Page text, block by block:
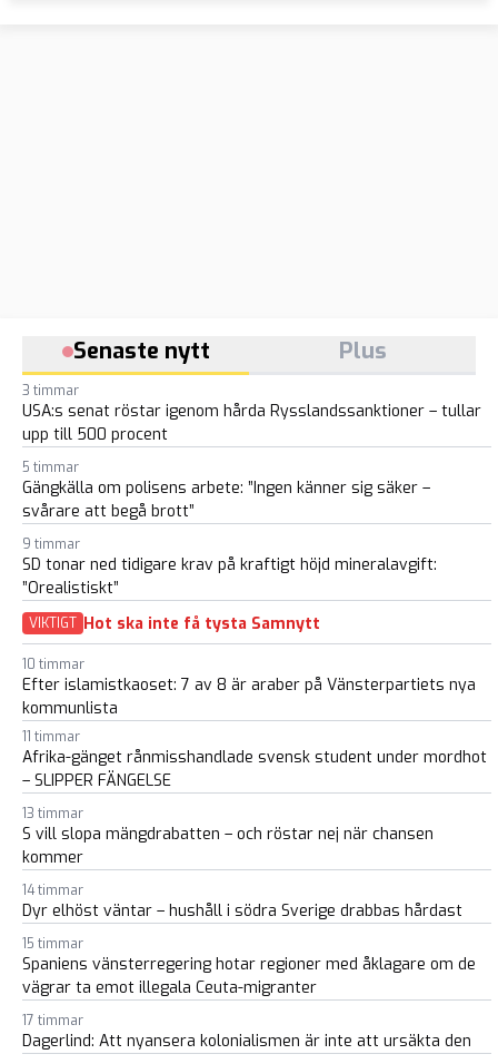
Senaste nytt Plus
3 timmar
USA:s senat röstar igenom hårda Rysslandssanktioner – tullar
upp till 500 procent
5 timmar
Gängkälla om polisens arbete: ”Ingen känner sig säker –
svårare att begå brott”
9 timmar
SD tonar ned tidigare krav på kraftigt höjd mineralavgift:
”Orealistiskt”
VIKTIGT Hot ska inte få tysta Samnytt
10 timmar
Efter islamistkaoset: 7 av 8 är araber på Vänsterpartiets nya
kommunlista
11 timmar
Afrika-gänget rånmisshandlade svensk student under mordhot
– SLIPPER FÄNGELSE
13 timmar
S vill slopa mängdrabatten – och röstar nej när chansen
kommer
14 timmar
Dyr elhöst väntar – hushåll i södra Sverige drabbas hårdast
15 timmar
Spaniens vänsterregering hotar regioner med åklagare om de
vägrar ta emot illegala Ceuta-migranter
17 timmar
Dagerlind: Att nyansera kolonialismen är inte att ursäkta den